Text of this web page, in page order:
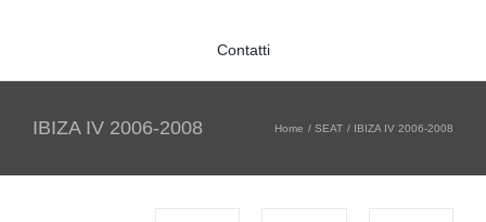
Contatti
IBIZA IV 2006-2008 Home SEAT IBIZA IV 2006-2008